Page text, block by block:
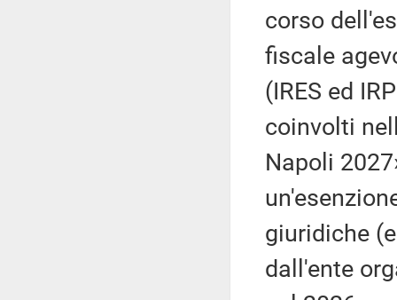
corso
fiscale
(IRES ed
coinvolti
Napoli
giuridiche
dall'ente